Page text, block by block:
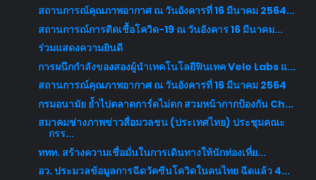
สถานการณ์คุณภาพอากาศ ณ วันอังคารที่ 16 มีนาคม 2564...
สถานการณ์การติดเชื้อโควิด-19 ณ วันอังคาร 16 มีนาคม...
ร่วมแสดงความยินดี
การผนึกกำลังของสองผู้นำเทคโนโลยีฟินเทค Velo Labs แ...
สถานการณ์คุณภาพอากาศ ณ วันอังคารที่ 16 มีนาคม 2564
กรมอนามัย ย้ำไปตลาดการ์ดไม่ตก สวมหน้ากากป้องกัน Ch...
สมาคมช่างภาพข่าวสื่อมวลชน (ประเทศไทย) ประชุมคณะ
กรร...
ททท. สร้างความเชื่อมั่นในการเดินทางให้นักท่องเที่ย...
อว. ประมวลข้อมูลการฉีดวัคซีนโควิดในคนไทย ฉีดแล้ว 4...